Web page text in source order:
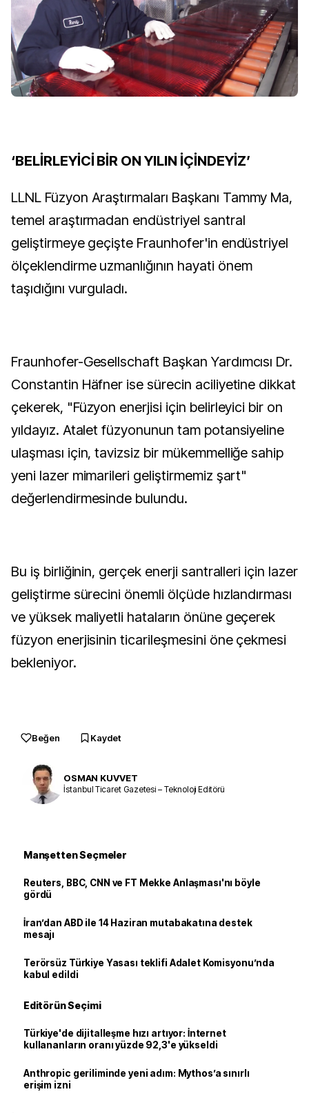
‘BELİRLEYİCİ BİR ON YILIN İÇİNDEYİZ’
LLNL Füzyon Araştırmaları Başkanı Tammy Ma,
temel araştırmadan endüstriyel santral
geliştirmeye geçişte Fraunhofer'in endüstriyel
ölçeklendirme uzmanlığının hayati önem
taşıdığını vurguladı.
Fraunhofer-Gesellschaft Başkan Yardımcısı Dr.
Constantin Häfner ise sürecin aciliyetine dikkat
çekerek, "Füzyon enerjisi için belirleyici bir on
yıldayız. Atalet füzyonunun tam potansiyeline
ulaşması için, tavizsiz bir mükemmelliğe sahip
yeni lazer mimarileri geliştirmemiz şart"
değerlendirmesinde bulundu.
Bu iş birliğinin, gerçek enerji santralleri için lazer
geliştirme sürecini önemli ölçüde hızlandırması
ve yüksek maliyetli hataların önüne geçerek
füzyon enerjisinin ticarileşmesini öne çekmesi
bekleniyor.
Beğen Kaydet
OSMAN KUVVET
İstanbul Ticaret Gazetesi – Teknoloji Editörü
Manşetten Seçmeler
Reuters, BBC, CNN ve FT Mekke Anlaşması'nı böyle
gördü
İran’dan ABD ile 14 Haziran mutabakatına destek
mesajı
Terörsüz Türkiye Yasası teklifi Adalet Komisyonu’nda
kabul edildi
Editörün Seçimi
Türkiye'de dijitalleşme hızı artıyor: İnternet
kullananların oranı yüzde 92,3'e yükseldi
Anthropic geriliminde yeni adım: Mythos’a sınırlı
erişim izni